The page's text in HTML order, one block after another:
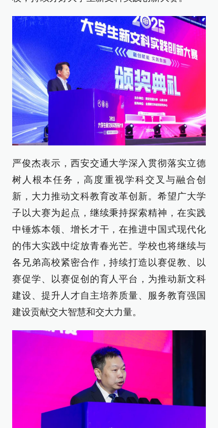
严俊杰表示，西安交通大学深入贯彻落实立德
树人根本任务，高度重视学科交叉与融合创
新，大力推动文科教育改革创新。希望广大学
子以大赛为起点，继续秉持探索精神，在实践
中锤炼本领、增长才干，在推进中国式现代化
的伟大实践中绽放青春光芒。学校也将继续与
各兄弟高校紧密合作，持续打造以赛促教、以
赛促学、以赛促创的育人平台，为推动新文科
建设、提升人才自主培养质量、服务教育强国
建设贡献交大智慧和交大力量。